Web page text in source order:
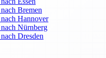
Bremen
Hannover
Nürnberg
Dresden